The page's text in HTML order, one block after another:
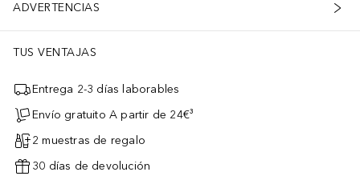
ADVERTENCIAS
TUS VENTAJAS
Entrega 2-3 días laborables
Envío gratuito A partir de 24€³
2 muestras de regalo
30 días de devolución